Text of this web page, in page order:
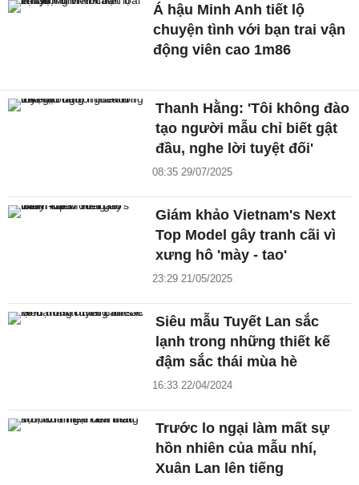
Á hậu Minh Anh tiết lộ
chuyện tình với bạn trai vận
động viên cao 1m86
Thanh Hằng: 'Tôi không đào
tạo người mẫu chỉ biết gật
đầu, nghe lời tuyệt đối'
08:35 29/07/2025
Giám khảo Vietnam's Next
Top Model gây tranh cãi vì
xưng hô 'mày - tao'
23:29 21/05/2025
Siêu mẫu Tuyết Lan sắc
lạnh trong những thiết kế
đậm sắc thái mùa hè
16:33 22/04/2024
Trước lo ngại làm mất sự
hồn nhiên của mẫu nhí,
Xuân Lan lên tiếng